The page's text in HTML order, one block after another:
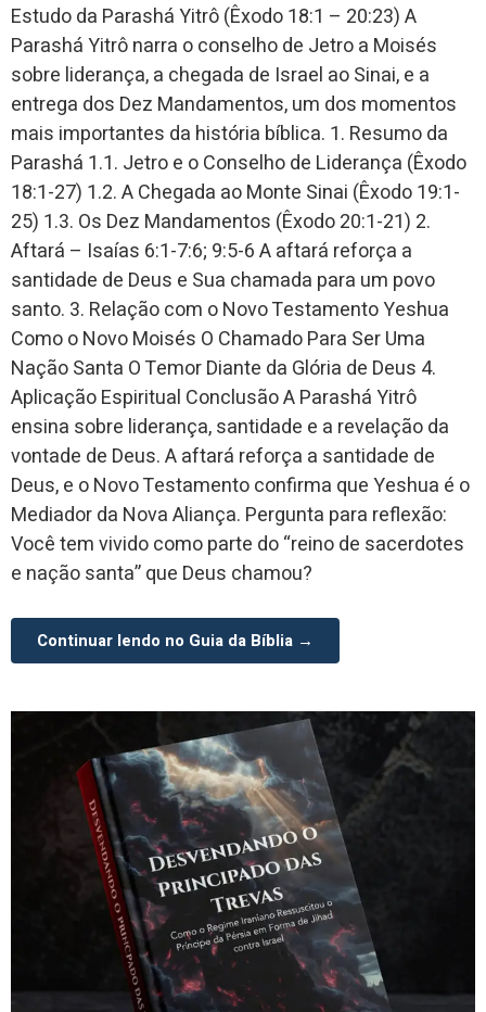
Estudo da Parashá Yitrô (Êxodo 18:1 – 20:23) A
Parashá Yitrô narra o conselho de Jetro a Moisés
sobre liderança, a chegada de Israel ao Sinai, e a
entrega dos Dez Mandamentos, um dos momentos
mais importantes da história bíblica. 1. Resumo da
Parashá 1.1. Jetro e o Conselho de Liderança (Êxodo
18:1-27) 1.2. A Chegada ao Monte Sinai (Êxodo 19:1-
25) 1.3. Os Dez Mandamentos (Êxodo 20:1-21) 2.
Aftará – Isaías 6:1-7:6; 9:5-6 A aftará reforça a
santidade de Deus e Sua chamada para um povo
santo. 3. Relação com o Novo Testamento Yeshua
Como o Novo Moisés O Chamado Para Ser Uma
Nação Santa O Temor Diante da Glória de Deus 4.
Aplicação Espiritual Conclusão A Parashá Yitrô
ensina sobre liderança, santidade e a revelação da
vontade de Deus. A aftará reforça a santidade de
Deus, e o Novo Testamento confirma que Yeshua é o
Mediador da Nova Aliança. Pergunta para reflexão:
Você tem vivido como parte do “reino de sacerdotes
e nação santa” que Deus chamou?
Continuar lendo no Guia da Bíblia →